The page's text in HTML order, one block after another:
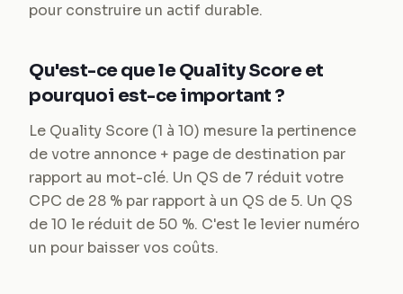
pour construire un actif durable.
Qu'est-ce que le Quality Score et
pourquoi est-ce important ?
Le Quality Score (1 à 10) mesure la pertinence
de votre annonce + page de destination par
rapport au mot-clé. Un QS de 7 réduit votre
CPC de 28 % par rapport à un QS de 5. Un QS
de 10 le réduit de 50 %. C'est le levier numéro
un pour baisser vos coûts.